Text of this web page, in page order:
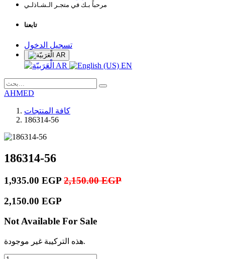
مرحباً بـك في متجـر الـشـاذلـي
تابعنا
تسجيل الدخول
AR
AR EN
AHMED
كافة المنتجات
186314-56
186314-56
1,935.00 EGP 2,150.00EGP
2,150.00 EGP
Not Available For Sale
هذه التركيبة غير موجودة.